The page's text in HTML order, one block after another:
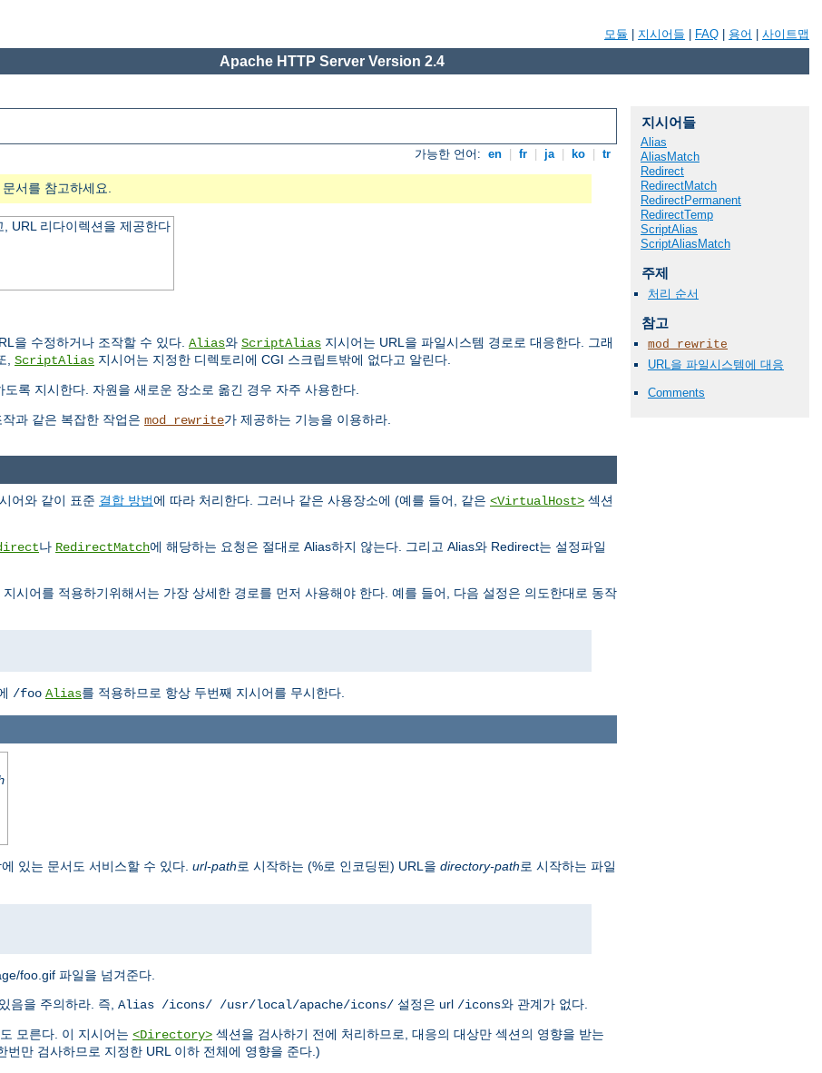
모듈 지시어들 FAQ 용어 사이트맵
Apache HTTP Server Version 2.4
가능한 언어: en fr ja ko tr
서를 참고하세요.
URL 리다이렉션을 제공한다
을 수정하거나 조작할 수 있다. Alias와 ScriptAlias 지시어는 URL을 파일시스템 경로로 대응한다. 그래
, ScriptAlias 지시어는 지정한 디렉토리에 CGI 스크립트밖에 없다고 알린다.
록 지시한다. 자원을 새로운 장소로 옮긴 경우 자주 사용한다.
과 같은 복잡한 작업은 mod_rewrite가 제공하는 기능을 이용하라.
지시어들
Alias
AliasMatch
Redirect
RedirectMatch
RedirectPermanent
RedirectTemp
ScriptAlias
ScriptAliasMatch
주제
처리 순서
참고
mod_rewrite
URL을 파일시스템에 대응
Comments
어와 같이 표준 결합 방법에 따라 처리한다. 그러나 같은 사용장소에 (예를 들어, 같은 <VirtualHost> 섹션
나 RedirectMatch에 해당하는 요청은 절대로 Alias하지 않는다. 그리고 Alias와 Redirect는 설정파일
시어를 적용하기위해서는 가장 상세한 경로를 먼저 사용해야 한다. 예를 들어, 다음 설정은 의도한대로 동작
/foo Alias를 적용하므로 항상 두번째 지시어를 무시한다.
에 있는 문서도 서비스할 수 있다. url-path로 시작하는 (%로 인코딩된) URL을 directory-path로 시작하는 파일
foo.gif 파일을 넘겨준다.
음을 주의하라. 즉, Alias /icons/ /usr/local/apache/icons/ 설정은 url /icons와 관계가 없다.
모른다. 이 지시어는 <Directory> 섹션을 검사하기 전에 처리하므로, 대응의 대상만 섹션의 영향을 받는
번만 검사하므로 지정한 URL 이하 전체에 영향을 준다.)